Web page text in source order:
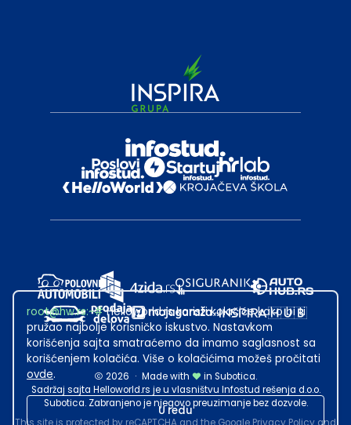
2026 · Made with
in Subotica.
Sadržaj sajta Helloworld.rs je u vlasništvu Infostud rešenja d.o.o.
Subotica. Zabranjeno je njegovo preuzimanje bez dozvole.
root@hw.rs:~#Helloworld.rs koristi kolačiće kako bi ti
pružao najbolje korisničko iskustvo. Nastavkom
korišćenja sajta smatraćemo da imamo saglasnost sa
korišćenjem kolačića. Više o kolačićima možeš pročitati
ovde.
U redu